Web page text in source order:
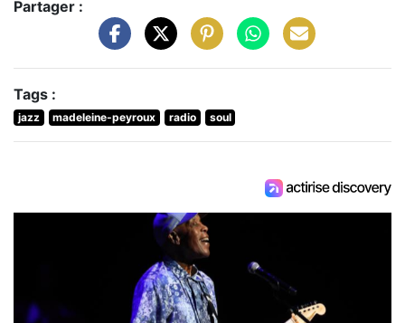
Partager :
Tags :
jazz madeleine-peyroux radio soul